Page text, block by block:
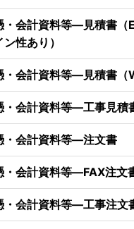
・会計資料等―見積書（
性あり）
・会計資料等―見積書（
・会計資料等―工事見積
・会計資料等―注文書
・会計資料等―FAX注文
・会計資料等―工事注文